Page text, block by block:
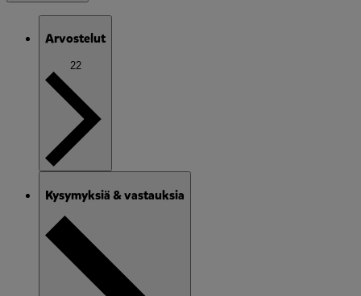
Arvostelut
22
Kysymyksiä & vastauksia